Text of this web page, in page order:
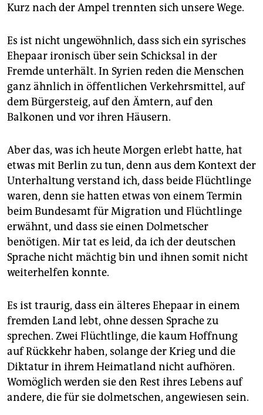
Kurz nach der Ampel trennten sich unsere Wege.
Es ist nicht ungewöhnlich, dass sich ein syrisches
Ehepaar ironisch über sein Schicksal in der
Fremde unterhält. In Syrien reden die Menschen
ganz ähnlich in öffentlichen Verkehrsmittel, auf
dem Bürgersteig, auf den Ämtern, auf den
Balkonen und vor ihren Häusern.
Aber das, was ich heute Morgen erlebt hatte, hat
etwas mit Berlin zu tun, denn aus dem Kontext der
Unterhaltung verstand ich, dass beide Flüchtlinge
waren, denn sie hatten etwas von einem Termin
beim Bundesamt für Migration und Flüchtlinge
erwähnt, und dass sie einen Dolmetscher
benötigen. Mir tat es leid, da ich der deutschen
Sprache nicht mächtig bin und ihnen somit nicht
weiterhelfen konnte.
Es ist traurig, dass ein älteres Ehepaar in einem
fremden Land lebt, ohne dessen Sprache zu
sprechen. Zwei Flüchtlinge, die kaum Hoffnung
auf Rückkehr haben, solange der Krieg und die
Diktatur in ihrem Heimatland nicht aufhören.
Womöglich werden sie den Rest ihres Lebens auf
andere, die für sie dolmetschen, angewiesen sein.